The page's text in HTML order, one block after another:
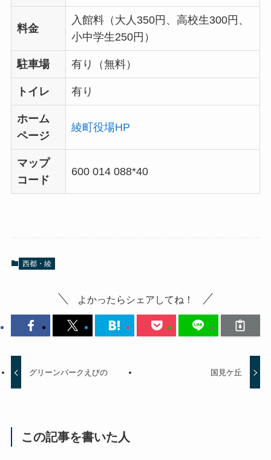
料金
入館料（大人350円、高校生300円、
小中学生250円）
駐車場 有り（無料）
トイレ 有り
ホーム
ページ
綾町役場HP
マップ
コード
600 014 088*40
西都・綾
よかったらシェアしてね！
グリーンパークえびの 国見ケ丘
この記事を書いた人